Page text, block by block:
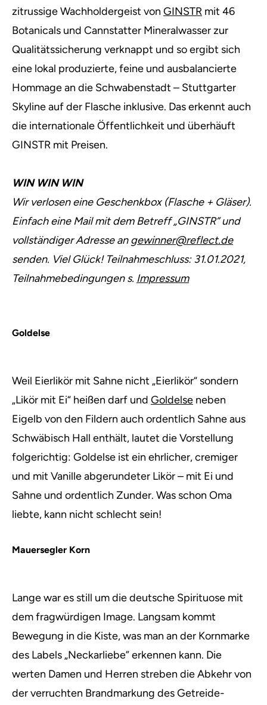
zitrussige Wachholdergeist von GINSTR mit 46
Botanicals und Cannstatter Mineralwasser zur
Qualitätssicherung verknappt und so ergibt sich
eine lokal produzierte, feine und ausbalancierte
Hommage an die Schwabenstadt – Stuttgarter
Skyline auf der Flasche inklusive. Das erkennt auch
die internationale Öffentlichkeit und überhäuft
GINSTR mit Preisen.
WIN WIN WIN
Wir verlosen eine Geschenkbox (Flasche + Gläser).
Einfach eine Mail mit dem Betreff „GINSTR” und
vollständiger Adresse angewinner@reflect.de
senden. Viel Glück! Teilnahmeschluss: 31.01.2021,
Teilnahmebedingungen s. Impressum
Goldelse
Weil Eierlikör mit Sahne nicht „Eierlikör“ sondern
„Likör mit Ei“ heißen darf und Goldelse neben
Eigelb von den Fildern auch ordentlich Sahne aus
Schwäbisch Hall enthält, lautet die Vorstellung
folgerichtig: Goldelse ist ein ehrlicher, cremiger
und mit Vanille abgerundeter Likör – mit Ei und
Sahne und ordentlich Zunder. Was schon Oma
liebte, kann nicht schlecht sein!
Mauersegler Korn
Lange war es still um die deutsche Spirituose mit
dem fragwürdigen Image. Langsam kommt
Bewegung in die Kiste, was man an der Kornmarke
des Labels „Neckarliebe” erkennen kann. Die
werten Damen und Herren streben die Abkehr von
der verruchten Brandmarkung des Getreide-